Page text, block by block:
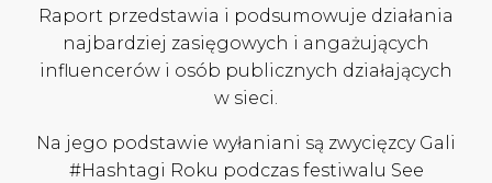
Raport przedstawia i podsumowuje działania
najbardziej zasięgowych i angażujących
influencerów i osób publicznych działających
w sieci.
Na jego podstawie wyłaniani są zwycięzcy Gali
#Hashtagi Roku podczas festiwalu See